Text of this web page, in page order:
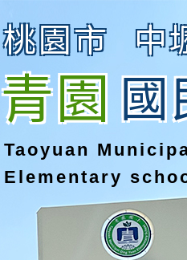
桃園市 中
青園國
Taoyuan
Elementary